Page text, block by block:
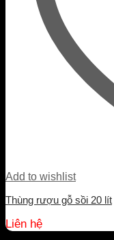
Add to wishlist
Thùng rượu gỗ sồi 20 lít
Liên hệ